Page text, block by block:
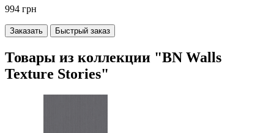
994 грн
Заказать Быстрый заказ
Товары из коллекции "BN Walls
Texture Stories"